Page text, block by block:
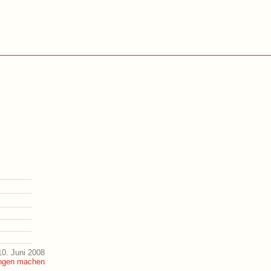
Juni 2008